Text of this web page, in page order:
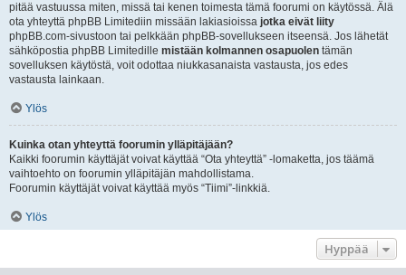
pitää vastuussa miten, missä tai kenen toimesta tämä foorumi on käytössä. Älä
ota yhteyttä phpBB Limitediin missään lakiasioissa jotka eivät liity
phpBB.com-sivustoon tai pelkkään phpBB-sovellukseen itseensä. Jos lähetät
sähköpostia phpBB Limitedille mistään kolmannen osapuolen tämän
sovelluksen käytöstä, voit odottaa niukkasanaista vastausta, jos edes
vastausta lainkaan.
Ylös
Kuinka otan yhteyttä foorumin ylläpitäjään?
Kaikki foorumin käyttäjät voivat käyttää “Ota yhteyttä” -lomaketta, jos täämä
vaihtoehto on foorumin ylläpitäjän mahdollistama.
Foorumin käyttäjät voivat käyttää myös “Tiimi”-linkkiä.
Ylös
Hyppää